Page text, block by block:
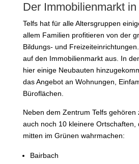
Der Immobilienmarkt in
Telfs hat für alle Altersgruppen
allem Familien profitieren von der
Bildungs- und
auf den Immobilienmarkt aus. In
hier einige Neubauten
das Angebot an Wohnungen,
Büroflächen.
Neben dem Zentrum Telfs
auch noch 10 kleinere Ortschaften,
mitten im Grünen wahrmachen:
Bairbach